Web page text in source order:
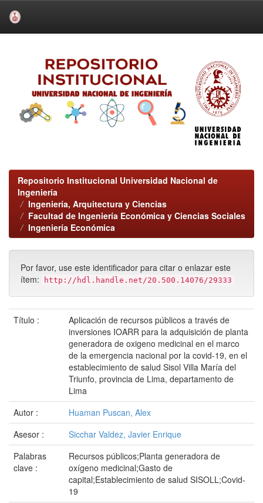
Repositorio Institucional Universidad Nacional de
Ingeniería
Ingeniería, Arquitectura y Ciencias
Facultad de Ingeniería Económica y Ciencias Sociales
Ingeniería Económica
Por favor, use este identificador para citar o enlazar este
ítem:
http://hdl.handle.net/20.500.14076/29333
Título :
Aplicación de recursos públicos a través de
inversiones IOARR para la adquisición de planta
generadora de oxigeno medicinal en el marco
de la emergencia nacional por la covid-19, en el
establecimiento de salud Sisol Villa María del
Triunfo, provincia de Lima, departamento de
Lima
Autor :
Huaman Puscan, Alex
Asesor :
Sicchar Valdez, Javier Enrique
Palabras
clave :
Recursos públicos;Planta generadora de
oxígeno medicinal;Gasto de
capital;Establecimiento de salud SISOLL;Covid-
19